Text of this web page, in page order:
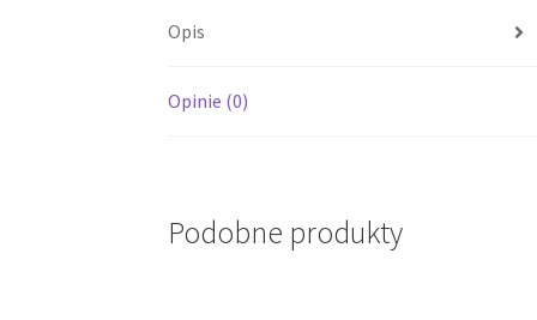
Opis
Opinie (0)
Podobne produkty